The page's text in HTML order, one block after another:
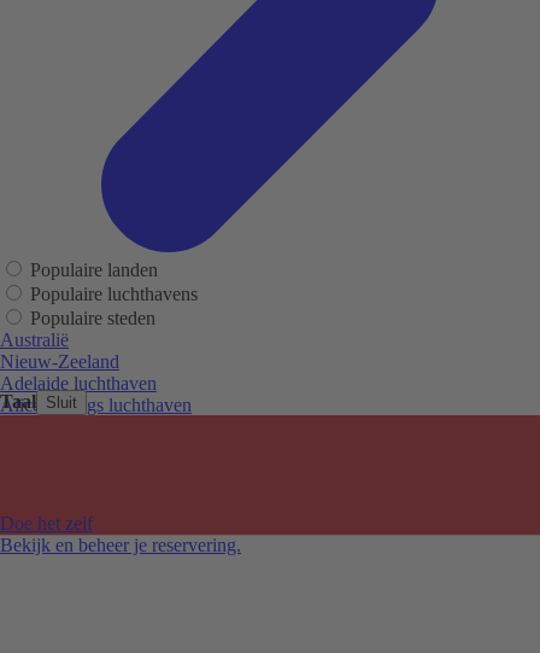
Taal Sluit
Doe het zelf
Bekijk en beheer je reservering.
Populaire landen
Populaire luchthavens
Populaire steden
Australië
Nieuw-Zeeland
Adelaide luchthaven
Alice Springs luchthaven
Melbourne Tullamarine luchthaven
Perth luchthaven
Sydney luchthaven